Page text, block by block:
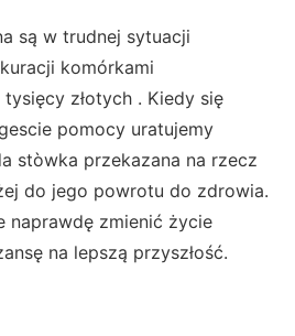
są w trudnej sytuacji
komórkami
złotych . Kiedy się
pomocy uratujemy
stòwka przekazana na rzecz
do jego powrotu do zdrowia.
naprawdę zmienić życie
na lepszą przyszłość.